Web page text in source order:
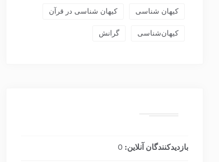
کیهان شناسی کیهان شناسی در قرآن
کیهان‌شناسی گرانش
بازدیدکنندگان آنلاین: 0